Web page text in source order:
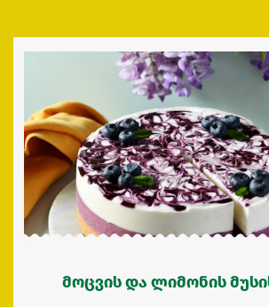
მოცვის და ლიმონის